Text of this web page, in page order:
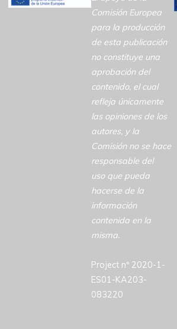
Comisión Europea
para la producción
de esta publicación
no constituye una
aprobación del
contenido, el cual
refleja únicamente
las opiniones de los
autores, y la
Comisión no se hace
responsable del
uso que pueda
hacerse de la
información
contenida en la
misma.
Project nº 2020-1-
ES01-KA203-
083220